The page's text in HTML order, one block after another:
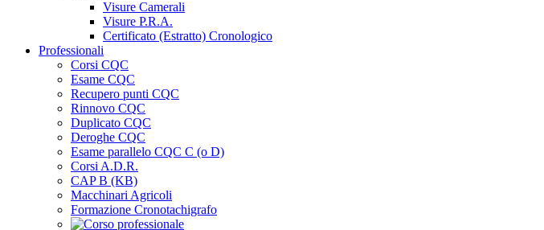
Visure Camerali
Visure P.R.A.
Certificato (Estratto) Cronologico
Professionali
Corsi CQC
Esame CQC
Recupero punti CQC
Rinnovo CQC
Duplicato CQC
Deroghe CQC
Esame parallelo CQC C (o D)
Corsi A.D.R.
CAP B (KB)
Macchinari Agricoli
Formazione Cronotachigrafo